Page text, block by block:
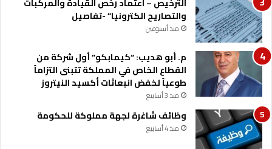
م
ب
ن
ى
ا
ج
د
ي
د
والتصاريح الكترونيا” -تفاصيل
منذ أسبوعين
م. أبو هديب: “كيمابكو” أول شركة من
القطاع الخاص في المملكة تتبنى التزاماً
طوعياً لخفض انبعاثات أكسيد النيتروز
منذ 3 أسابيع
وظائف شاغرة لجهة مملوكة للحكومة
منذ 4 أسابيع